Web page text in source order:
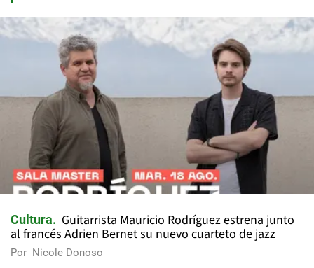
Cultura
Guitarrista Mauricio Rodríguez estrena junto
al francés Adrien Bernet su nuevo cuarteto de jazz
Por Nicole Donoso